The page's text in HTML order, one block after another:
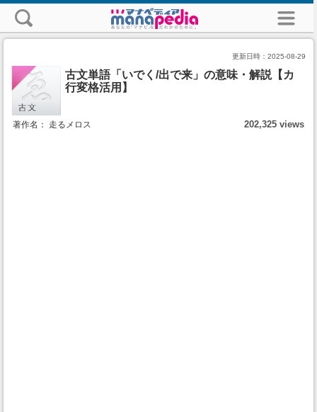
更新日時： 2025-08-29
古文単語「いでく/出で来」の意味・解説【カ
行変格活用】
著作名： 走るメロス 202,325 views